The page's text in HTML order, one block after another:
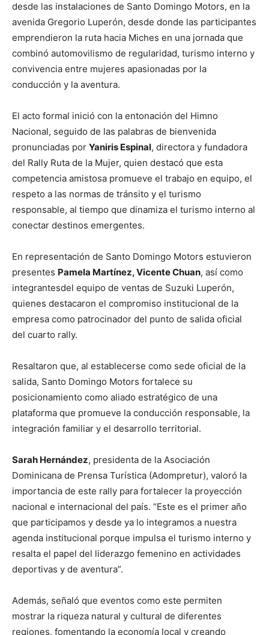
desde las instalaciones de Santo Domingo Motors, en la
avenida Gregorio Luperón, desde donde las participantes
emprendieron la ruta hacia Miches en una jornada que
combinó automovilismo de regularidad, turismo interno y
convivencia entre mujeres apasionadas por la
conducción y la aventura.
El acto formal inició con la entonación del Himno
Nacional, seguido de las palabras de bienvenida
pronunciadas por Yaniris Espinal, directora y fundadora
del Rally Ruta de la Mujer, quien destacó que esta
competencia amistosa promueve el trabajo en equipo, el
respeto a las normas de tránsito y el turismo
responsable, al tiempo que dinamiza el turismo interno al
conectar destinos emergentes.
En representación de Santo Domingo Motors estuvieron
presentes Pamela Martínez, Vicente Chuan, así como
integrantesdel equipo de ventas de Suzuki Luperón,
quienes destacaron el compromiso institucional de la
empresa como patrocinador del punto de salida oficial
del cuarto rally.
Resaltaron que, al establecerse como sede oficial de la
salida, Santo Domingo Motors fortalece su
posicionamiento como aliado estratégico de una
plataforma que promueve la conducción responsable, la
integración familiar y el desarrollo territorial.
Sarah Hernández, presidenta de la Asociación
Dominicana de Prensa Turística (Adompretur), valoró la
importancia de este rally para fortalecer la proyección
nacional e internacional del país. “Este es el primer año
que participamos y desde ya lo integramos a nuestra
agenda institucional porque impulsa el turismo interno y
resalta el papel del liderazgo femenino en actividades
deportivas y de aventura”.
Además, señaló que eventos como este permiten
mostrar la riqueza natural y cultural de diferentes
regiones, fomentando la economía local y creando